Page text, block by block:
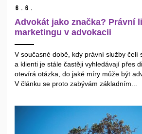
6. 6.
Advokát jako značka? Právní
marketingu v advokacii
V současné době, kdy právní služby čelí
a klienti je stále častěji vyhledávají přes
otevírá otázka, do jaké míry může být
V článku se proto zabývám základním...